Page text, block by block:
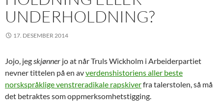
UNDERHOLDNING?
17. DESEMBER 2014
Jojo, jegskjønner jo at når Truls Wickholm i Arbeiderpartiet
nevner tittelen på en avverdenshistoriens aller beste
norskspråklige venstreradikale rapskiverfra talerstolen, så må
det betraktes som oppmerksomhetstigging.